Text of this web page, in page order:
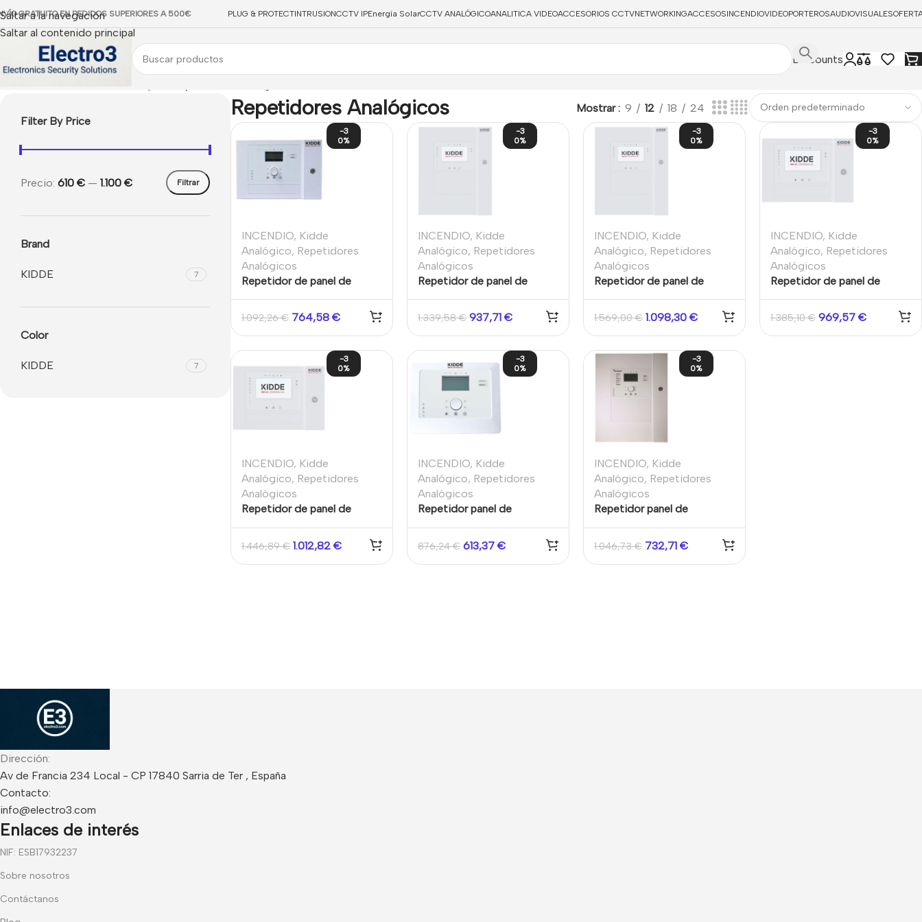
Saltar a la navegación
Saltar al contenido principal
GRATUITO EN PEDIDOS SUPERIORES A 500€ PLUG & PROTECTINTRUSIONCCTV IPEnergía SolarCCTV ANALÓGICOANALITICA VIDEOACCESORIOS CCTVNETWORKINGACCESOSINCENDIOVIDEOPORTEROSAUDIOVISUALES
Discounts
Filter By Price
Filtrar
Precio: 610 € — 1.100 €
Brand
KIDDE 7
Color
KIDDE 7
Repetidores Analógicos Mostrar 9 12 18 24
-3
0%
INCENDIO, Kidde
Analógico, Repetidores
Analógicos
Repetidor de panel de
incendios direccionable,
Armario pequeño
1.092,26€ 764,58 €
-3
0%
INCENDIO, Kidde
Analógico, Repetidores
Analógicos
Repetidor de panel de
incendios direccionable con
pantalla táctil 7″, armario
grande
1.339,58€ 937,71 €
-3
0%
INCENDIO, Kidde
Analógico, Repetidores
Analógicos
Repetidor de panel de
incendios direccionable con
pantalla táctil 7″, armario
grande y controles para
1.569,00€ 1.098,30 €
-3
0%
INCENDIO, Kidde
Analógico, Repetidores
Analógicos
Repetidor de panel de
incendios direccionable con
pantalla táctil 7″, armario
pequeño
1.385,10€ 969,57 €
-3
0%
INCENDIO, Kidde
Analógico, Repetidores
Analógicos
Repetidor de panel de
pantalla táctil 7″, armario
pequeño y controles para
1.446,89€ 1.012,82 €
-3
0%
INCENDIO, Kidde
Analógico, Repetidores
Analógicos
Repetidor panel de
Compacto Armario pequeño
876,24€ 613,37 €
-3
0%
INCENDIO, Kidde
Analógico, Repetidores
Analógicos
Repetidor panel de
Armario grande
1.046,73€ 732,71 €
Dirección:
Av de Francia 234 Local - CP 17840 Sarria de Ter , España
Contacto:
info@electro3.com
Enlaces de interés
NIF: ESB17932237
Sobre nosotros
Contáctanos